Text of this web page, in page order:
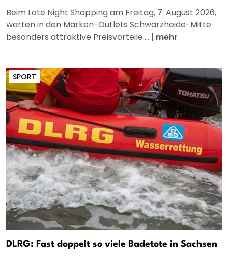
Beim Late Night Shopping am Freitag, 7. August 2026,
warten in den Marken-Outlets Schwarzheide-Mitte
besonders attraktive Preisvorteile.... | mehr
SPORT
DLRG: Fast doppelt so viele Badetote in Sachsen